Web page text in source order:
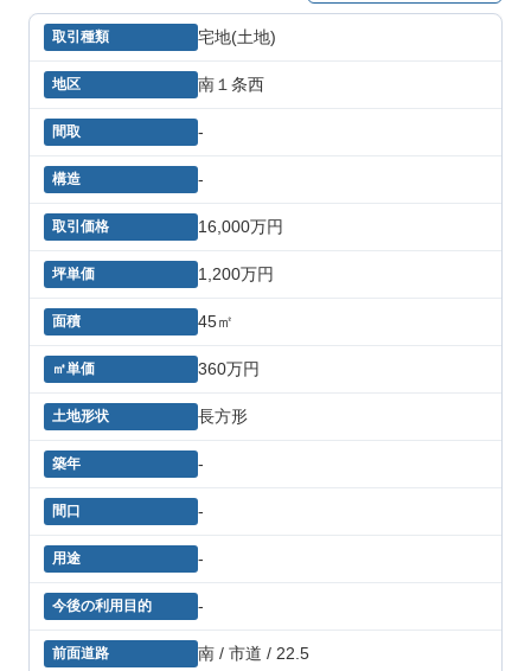
宅地(土地)
南１条西
-
-
16,000万円
1,200万円
45㎡
360万円
長方形
-
-
-
-
南 / 市道 / 22.5